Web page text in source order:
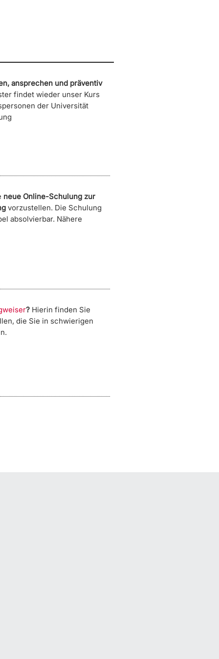
ansprechen und präventiv
findet wieder unser Kurs
der Universität
neue Online-Schulung zur
vorzustellen. Die Schulung
absolvierbar. Nähere
?Hierin finden Sie
die Sie in schwierigen